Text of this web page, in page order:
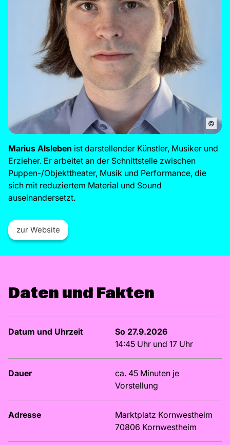
©
Marius Alsleben ist darstellender Künstler, Musiker und
Erzieher. Er arbeitet an der Schnittstelle zwischen
Puppen-/Objekttheater, Musik und Performance, die
sich mit reduziertem Material und Sound
auseinandersetzt.
zur Website
Daten und Fakten
Datum und Uhrzeit
So 27.9.2026
14:45 Uhr und 17 Uhr
Dauer
ca. 45 Minuten je
Vorstellung
Adresse
Marktplatz Kornwestheim
70806 Kornwestheim